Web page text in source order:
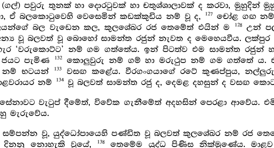
පවුරු තුනක් හා දොරටුවක් හා චතුශ්ශාලාවක් ද කරවා, මුහුදින්
ඒ බලකොටුවෙහි වෙසෙමින් කඩක්කුඩිය නම් වූ ද, 127
චෝළ ගඟ නම්
බල වැඩෙන කල, කුලශේඛර රජ තෙමේත් එයින් ම
128උන්
වූ බලවත් වූ බොහෝ සාමන්ත රජුන් නැවත ද මෙහෙයවීය. ලක්පුර
‘වරුකොට්ට’ නම් ගම ගත්තේය. ඉන් පිටත්ව එම සාමන්ත රජුන්
පැමිණ 132
කොලුවුරු නම් ගම් හා මරුථුප නම් ගම ගත්තේ ය.
නම් භටයන්
133
වසඟ කළේය. වීරගංගයාගේ රටේ කුණප්පුය,
නම්
134 වූ බලවත් සාමන්ත රජු ද, දෙමළ දහසුන් ද වසඟ
වැටුප් දීමේත්, විවේක ගැනීමේත් අදහසින් පෙරළා ආවේය.
මැරුවේය.
සම්පන්න වූ, යුද්ධෝපායෙහි පණ්ඩිත වූ බලවත් කුලශේඛර නම් රජ
දිනනු නොහැකි වූයේ, 138 තෙමේම යුද්ධ පිණිස නික්මුණේය. මාළව